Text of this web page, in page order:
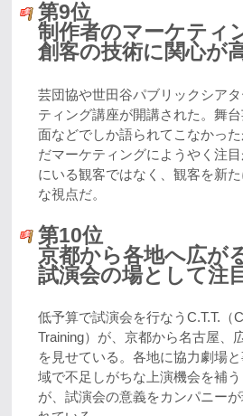
第9位
制作者のマーケティ
創客の技術に関心が
芸団協や世田谷パブリックシア
ティング講座が開講された。舞
面などでしか語られてこなかっ
だマーケティングにようやく注
にいる観客ではなく、観客を新
な視点だ。
第10位
京都から各地へ広が
試演会の場として注目
低予算で試演会を行なうC.T.T.（
Training）が、京都から名古屋、
を見せている。各地に協力劇場
域で不足しがちな上演機会を補
が、試演会の意義をカンパニー